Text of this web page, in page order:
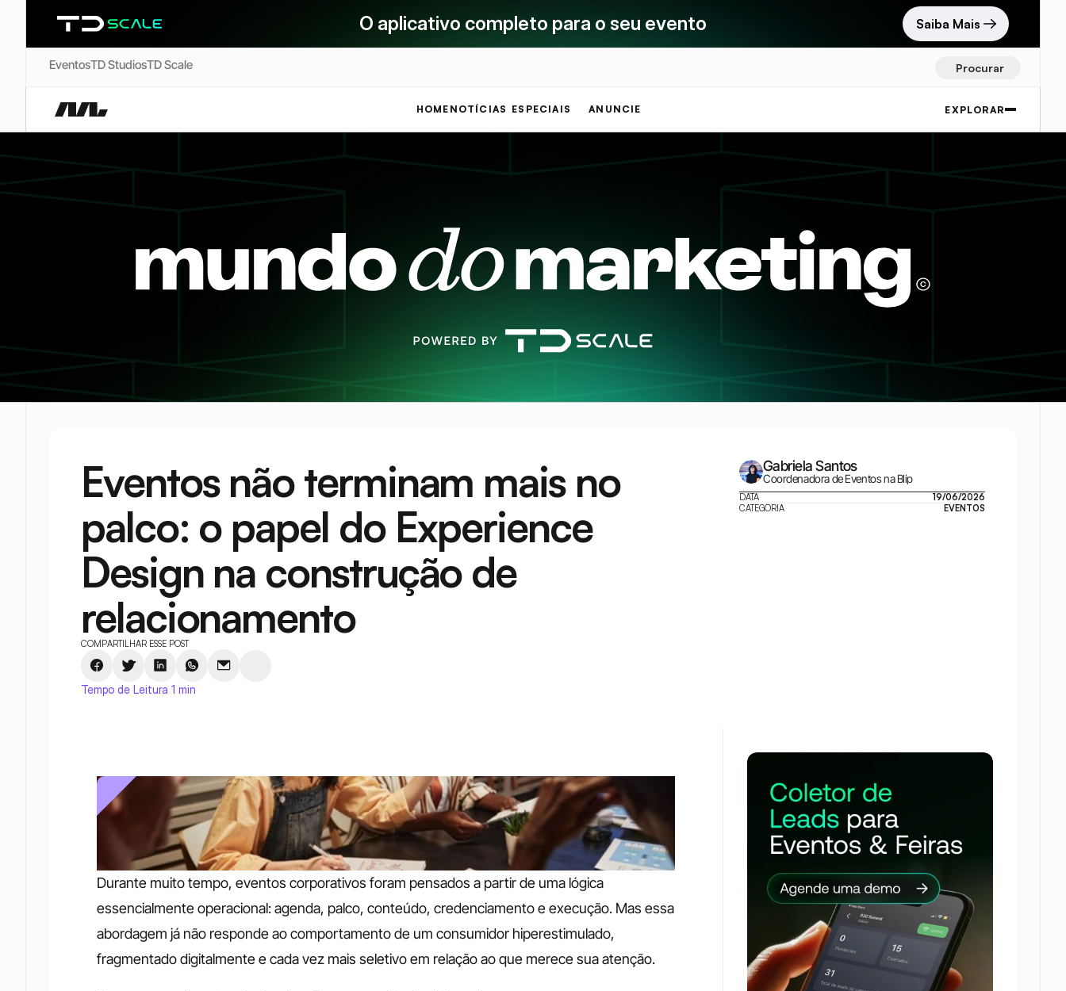
EventosTD StudiosTD Scale Procurar
HOME NOTÍCIAS ESPECIAIS ANUNCIE EXPLORAR
O aplicativo completo para o seu evento Saiba Mais
Eventos não terminam mais no
palco: o papel do Experience
Design na construção de
relacionamento
COMPARTILHAR ESSE POST
Tempo de Leitura 1 min
Gabriela Santos
Coordenadora de Eventos na Blip
DATA
19/06/2026
CATEGORIA
EVENTOS
Durante muito tempo, eventos corporativos foram pensados a partir de uma lógica
essencialmente operacional: agenda, palco, conteúdo, credenciamento e execução. Mas essa
abordagem já não responde ao comportamento de um consumidor hiperestimulado,
fragmentado digitalmente e cada vez mais seletivo em relação ao que merece sua atenção.